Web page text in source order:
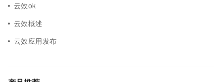
云效ok
云效概述
云效应用发布